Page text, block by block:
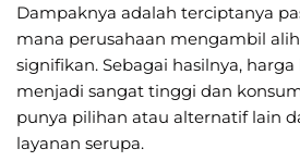
Dampaknya adalah terciptanya
mana perusahaan mengambil alih
signifikan. Sebagai hasilnya,
menjadi sangat tinggi dan
punya pilihan atau alternatif lain
layanan serupa.